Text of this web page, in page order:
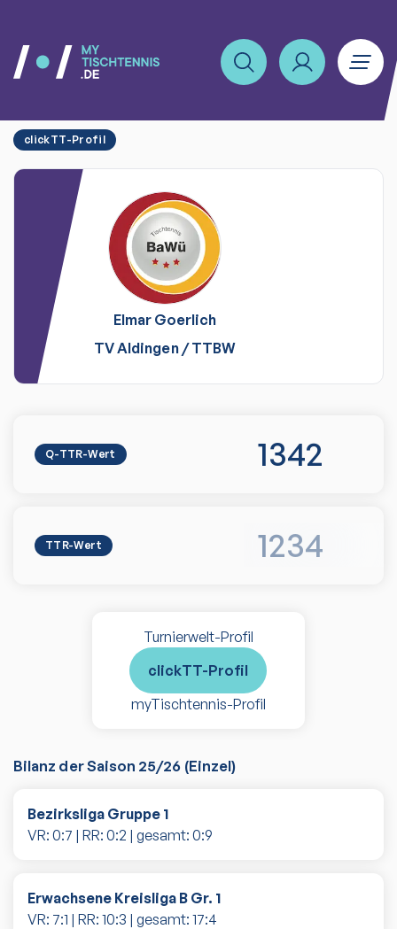
clickTT-Profil
Elmar Goerlich
TV Aldingen/TTBW
Q-TTR-Wert 1342
TTR-Wert 1234
Turnierwelt-Profil
clickTT-Profil
myTischtennis-Profil
Bilanz der Saison 25/26 (Einzel)
Bezirksliga Gruppe 1
VR: 0:7 | RR: 0:2 | gesamt: 0:9
Erwachsene Kreisliga B Gr. 1
VR: 7:1 | RR: 10:3 | gesamt: 17:4